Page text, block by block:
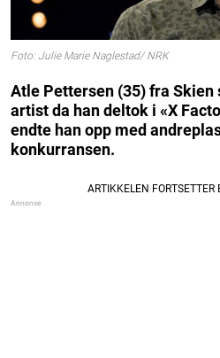
Foto: Julie Marie Naglestad/ NRK
Atle Pettersen (35) fra
artist da han deltok i «X
endte han opp med
konkurransen.